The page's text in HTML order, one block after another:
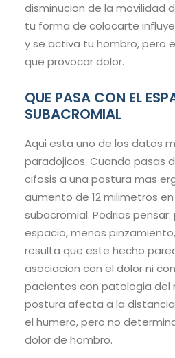
disminucion de la movilidad
tu forma de colocarte
y se activa tu hombro, pero
que provocar dolor.
QUE PASA CON EL
SUBACROMIAL
Aqui esta uno de los datos
paradojicos. Cuando pasas
cifosis a una postura mas
aumento de 12 milimetros
subacromial. Podrias
espacio, menos
resulta que este hecho
asociacion con el dolor ni
pacientes con patologia del
postura afecta a la
el humero, pero no
dolor de hombro.